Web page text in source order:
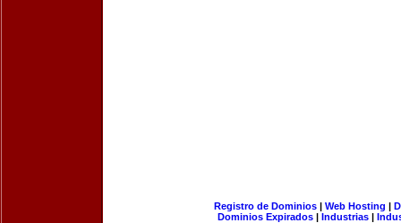
Registro de Dominios| Web Hosting |
Dominios Expirados | Industrias |